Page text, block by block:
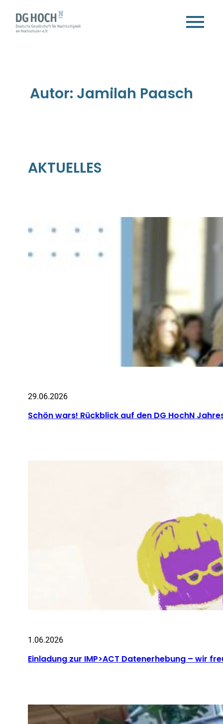
Inhalt
springen
Autor: Jamilah Paasch
AKTUELLES
29.06.2026
Schön wars! Rückblick auf den DG HochN
1.06.2026
Einladung zur IMP>ACT Datenerhebung – wir